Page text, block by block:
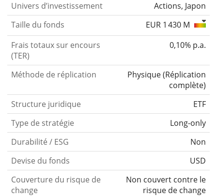
Univers d’investissement
Actions, Japon
Taille du fonds
EUR 1 430 M
Frais totaux sur encours
(TER)
0,10% p.a.
Méthode de réplication Physique(Réplication
complète)
Structure juridique
ETF
Type de stratégie
Long-only
Durabilité / ESG
Non
Devise du fonds
USD
Couverture du risque de
change
Non couvert contre le
risque de change